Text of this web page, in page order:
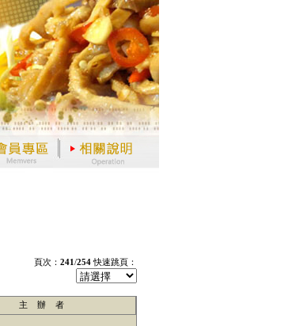
頁次： 241 /254快速跳頁：
主 辦 者